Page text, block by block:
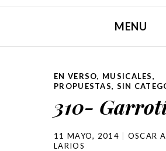
MENU
EN VERSO, MUSICALES,
PROPUESTAS, SIN
310-
11 MAYO, 2014
OSCAR
LARIOS